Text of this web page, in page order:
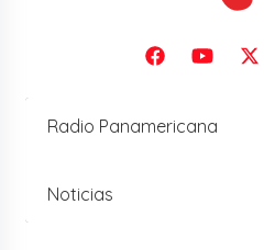
Radio Panamericana
Noticias